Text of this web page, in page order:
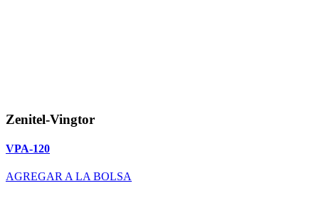
Zenitel-Vingtor
VPA-120
AGREGAR A LA BOLSA